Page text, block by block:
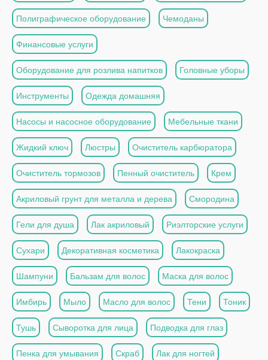
Полиграфическое оборудование Чемоданы
Финансовые услуги
Оборудование для розлива напитков Головные уборы
Инструменты Одежда домашняя
Насосы и насосное оборудование Мебельные ткани
Жидкий ключ Люстры Очиститель карбюратора
Очиститель тормозов Пенный очиститель Крем
Акриловый грунт для металла и дерева Смородина
Гели для душа Лак акриловый Риэлторские услуги
Сухари Декоративная косметика Лакокраска
Шампуни Бальзам для волос Маска для волос
Имбирь Мыло Масло для волос Тени Тоник
Тушь Сыворотка для лица Подводка для глаз
Пенка для умывания Скраб Лак для ногтей